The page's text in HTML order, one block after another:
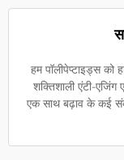
हम पॉलीपेप्टाइड्स को
शक्तिशाली एंटी-
एक साथ बढ़ाव के कई